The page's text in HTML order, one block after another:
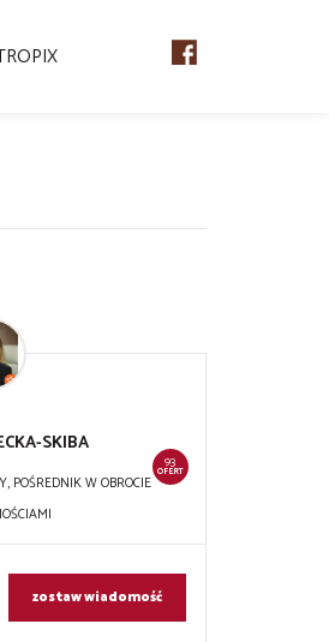
93
OFERT
SKIBA
POŚREDNIK W OBROCIE
zostaw wiadomość